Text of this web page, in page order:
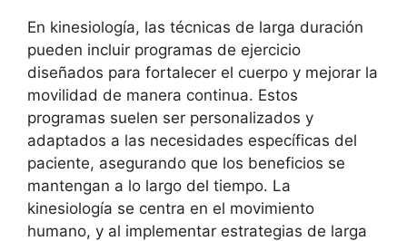
En kinesiología, las técnicas de larga duración
pueden incluir programas de ejercicio
diseñados para fortalecer el cuerpo y mejorar la
movilidad de manera continua. Estos
programas suelen ser personalizados y
adaptados a las necesidades específicas del
paciente, asegurando que los beneficios se
mantengan a lo largo del tiempo. La
kinesiología se centra en el movimiento
humano, y al implementar estrategias de larga